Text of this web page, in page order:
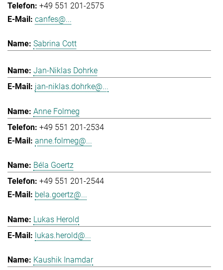
+49 551 201-2575
canfes@...
Sabrina Cott
Jan-Niklas Dohrke
jan-niklas.dohrke@...
Anne Folmeg
+49 551 201-2534
anne.folmeg@...
Béla Goertz
+49 551 201-2544
bela.goertz@...
Lukas Herold
lukas.herold@...
Kaushik Inamdar